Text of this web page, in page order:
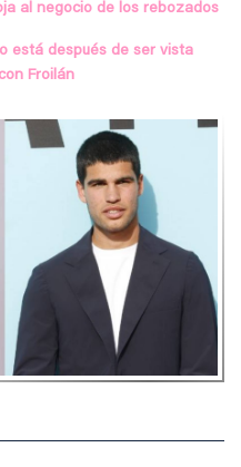
al negocio de los rebozados
está después de ser vista
Froilán